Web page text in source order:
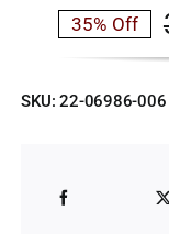
35% Off
SKU:22-06986-006